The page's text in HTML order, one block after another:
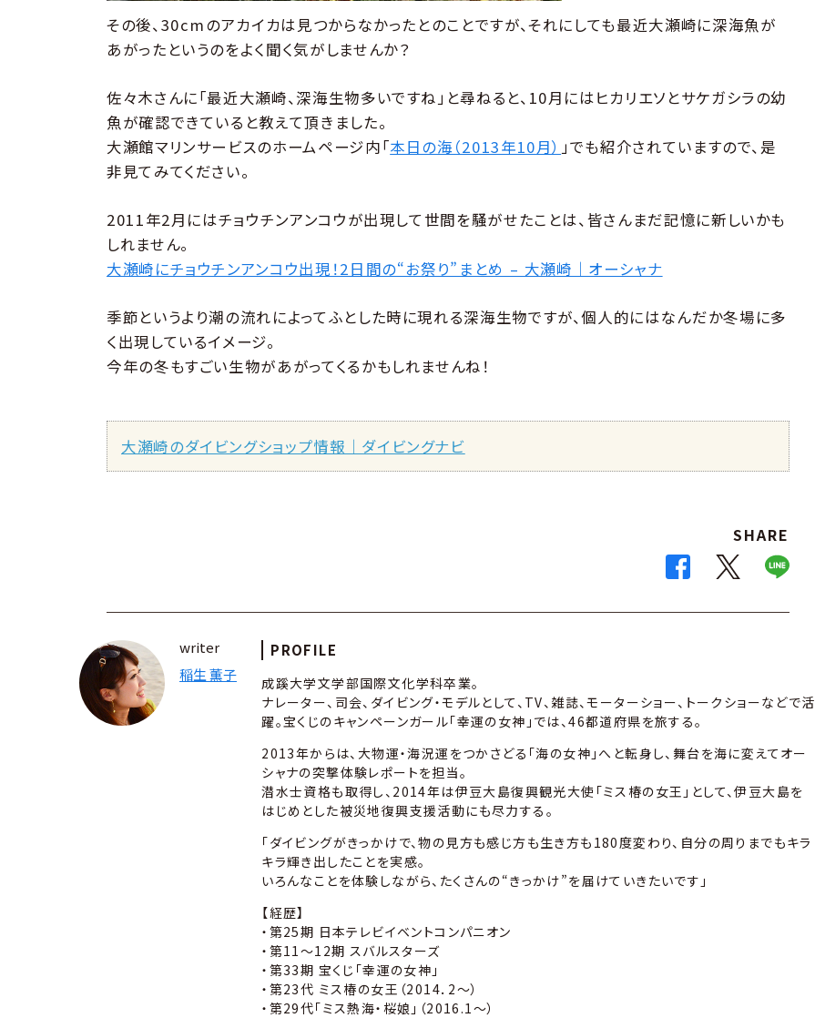
その後、30cmのアカイカは見つからなかったとのことですが、それにしても最近大瀬崎に深海魚が
あがったというのをよく聞く気がしませんか？
佐々木さんに「最近大瀬崎、深海生物多いですね」と尋ねると、10月にはヒカリエソとサケガシラの幼
魚が確認できていると教えて頂きました。
大瀬館マリンサービスのホームページ内「本日の海（2013年10月） 」でも紹介されていますので、是
非見てみてください。
2011年2月にはチョウチンアンコウが出現して世間を騒がせたことは、皆さんまだ記憶に新しいかも
しれません。
大瀬崎にチョウチンアンコウ出現！2日間の“お祭り”まとめ – 大瀬崎｜オーシャナ
季節というより潮の流れによってふとした時に現れる深海生物ですが、個人的にはなんだか冬場に多
く出現しているイメージ。
今年の冬もすごい生物があがってくるかもしれませんね！
大瀬崎のダイビングショップ情報｜ダイビングナビ
SHARE
writer
稲生 薫子
PROFILE
成蹊大学文学部国際文化学科卒業。
ナレーター、司会、ダイビング・モデルとして、TV、雑誌、モーターショー、トークショーなどで活
躍。宝くじのキャンペーンガール「幸運の女神」では、46都道府県を旅する。
2013年からは、大物運・海況運をつかさどる「海の女神」へと転身し、舞台を海に変えてオー
シャナの突撃体験レポートを担当。
潜水士資格も取得し、2014年は伊豆大島復興観光大使「ミス椿の女王」として、伊豆大島を
はじめとした被災地復興支援活動にも尽力する。
「ダイビングがきっかけで、物の見方も感じ方も生き方も180度変わり、自分の周りまでもキラ
キラ輝き出したことを実感。
いろんなことを体験しながら、たくさんの“きっかけ”を届けていきたいです」
【経歴】
・第25期 日本テレビイベントコンパニオン
・第11～12期 スバルスターズ
・第33期 宝くじ「幸運の女神」
・第23代 ミス椿の女王（2014．2～）
・第29代「ミス熱海・桜娘」（2016.1～）